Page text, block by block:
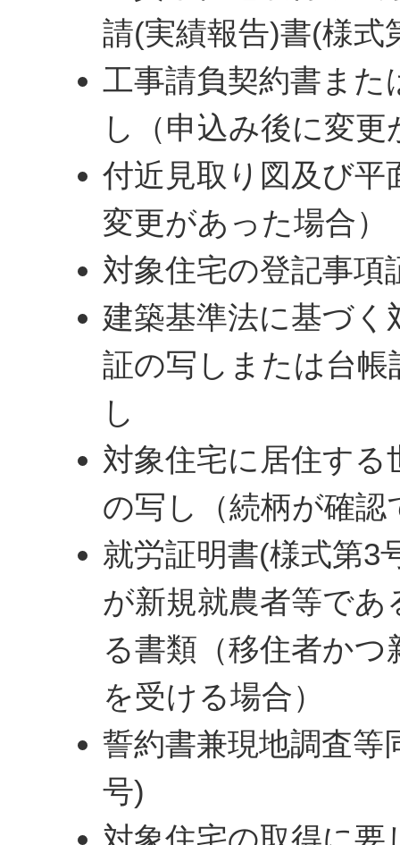
請(実績報告)書(様式
工事請負契約書また
し（申込み後に変
付近見取り図及び平
変更があった場合）
対象住宅の登記事項
建築基準法に基づく
証の写しまたは台帳
し
対象住宅に居住する
の写し（続柄が確認
就労証明書(様式第3
が新規就農者等であ
る書類（移住者かつ
を受ける場合）
誓約書兼現地調査等
号)